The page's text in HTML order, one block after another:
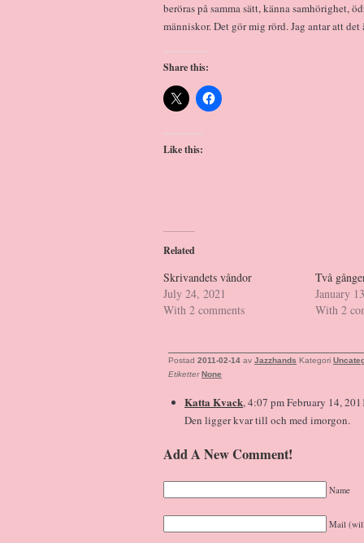
beröras på samma sätt, känna samhörighet,
människor. Det gör mig rörd. Jag antar att
Share this:
Like this:
Related
Skrivandets våndor
July 24, 2021
With 2 comments
Två
January
With 2
Postad 2011-02-14 av Jazzhands Kategori
Etiketter None
Katta Kvack, 4:07 pm February 14,
Den ligger kvar till och med imorgon.
Add A New Comment!
Name
Mail (will